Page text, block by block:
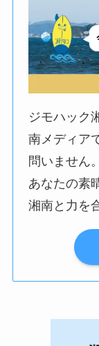
ジモハック
南メディア
問いません。
あなたの素
湘南と力を